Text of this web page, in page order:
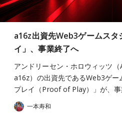
a16z出資先Web3ゲームスタ
イ」、事業終了へ
アンドリーセン・ホロウィッツ
a16z）の出資先であるWeb3ゲ
プレイ（Proof of Play）」が、
一本寿和